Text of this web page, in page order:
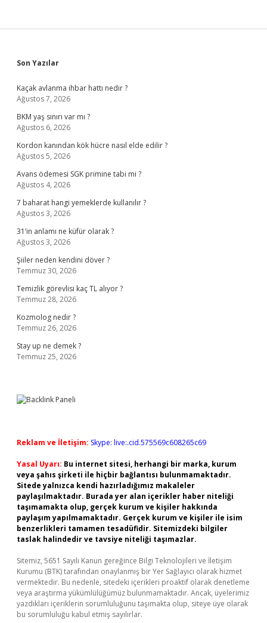
Sidebar
Son Yazılar
Kaçak avlanma ihbar hattı nedir ?
Ağustos 7, 2026
BKM yaş sınırı var mı ?
Ağustos 6, 2026
Kordon kanından kök hücre nasıl elde edilir ?
Ağustos 5, 2026
Avans ödemesi SGK primine tabi mi ?
Ağustos 4, 2026
7 baharat hangi yemeklerde kullanılır ?
Ağustos 3, 2026
31’in anlamı ne küfür olarak ?
Ağustos 3, 2026
Şiiler neden kendini döver ?
Temmuz 30, 2026
Temizlik görevlisi kaç TL alıyor ?
Temmuz 28, 2026
Kozmolog nedir ?
Temmuz 26, 2026
Stay up ne demek ?
Temmuz 25, 2026
Reklam ve İletişim: Skype: live:.cid.575569c608265c69
Yasal Uyarı: Bu internet sitesi, herhangi bir marka, kurum
veya şahıs şirketi ile hiçbir bağlantısı bulunmamaktadır.
Sitede yalnızca kendi hazırladığımız makaleler
paylaşılmaktadır. Burada yer alan içerikler haber niteliği
taşımamakta olup, gerçek kurum ve kişiler hakkında
paylaşım yapılmamaktadır. Gerçek kurum ve kişiler ile isim
benzerlikleri tamamen tesadüfidir. Sitemizdeki bilgiler
taslak halindedir ve tavsiye niteliği taşımazlar.
Sitemiz, 5651 Sayılı Kanun gereğince Bilgi Teknolojileri ve İletişim
Kurumu (BTK) tarafından onaylanmış bir Yer Sağlayıcı olarak hizmet
vermektedir. Bu nedenle, sitedeki içerikleri proaktif olarak denetleme
veya araştırma yükümlülüğümüz bulunmamaktadır. Ancak, üyelerimiz
yazdıkları içeriklerin sorumluluğunu taşımakta olup, siteye üye olarak
bu sorumluluğu kabul etmiş sayılırlar.